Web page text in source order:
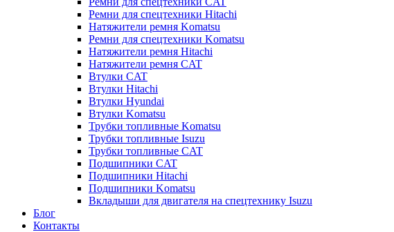
Ремни для спецтехники Hitachi
Натяжители ремня Komatsu
Ремни для спецтехники Komatsu
Натяжители ремня Hitachi
Натяжители ремня CAT
Втулки CAT
Втулки Hitachi
Втулки Hyundai
Втулки Komatsu
Трубки топливные Komatsu
Трубки топливные Isuzu
Трубки топливные CAT
Подшипники CAT
Подшипники Hitachi
Подшипники Komatsu
Вкладыши для двигателя на спецтехнику Isuzu
Блог
Контакты